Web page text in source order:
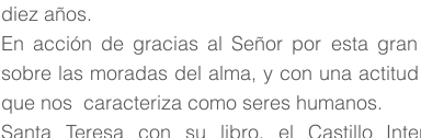
diez años.
En acción de gracias al Señor por esta
sobre las moradas del alma, y con una
que nos  caracteriza como seres humanos.
Santa Teresa con su libro, el Castillo